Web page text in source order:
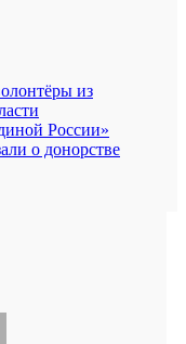
из
России»
о донорстве